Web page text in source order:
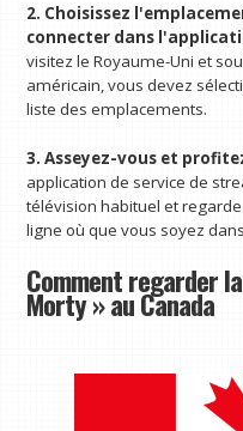
2. Choisissez
connecter dans
visitez le Royaume-Uni et
américain, vous devez
liste des emplacements.
3. Asseyez-vous et
application de service de
télévision habituel et
ligne où que vous soyez
Comment regarder
Morty » au Canada